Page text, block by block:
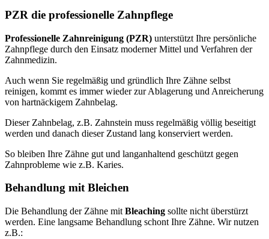
PZR die professionelle Zahnpflege
Professionelle Zahnreinigung (PZR) unterstützt Ihre persönliche
Zahnpflege durch den Einsatz moderner Mittel und Verfahren der
Zahnmedizin.
Auch wenn Sie regelmäßig und gründlich Ihre Zähne selbst
reinigen, kommt es immer wieder zur Ablagerung und Anreicherung
von hartnäckigem Zahnbelag.
Dieser Zahnbelag, z.B. Zahnstein muss regelmäßig völlig beseitigt
werden und danach dieser Zustand lang konserviert werden.
So bleiben Ihre Zähne gut und langanhaltend geschützt gegen
Zahnprobleme wie z.B. Karies.
Behandlung mit Bleichen
Die Behandlung der Zähne mit Bleaching sollte nicht überstürzt
werden. Eine langsame Behandlung schont Ihre Zähne. Wir nutzen
z.B.: